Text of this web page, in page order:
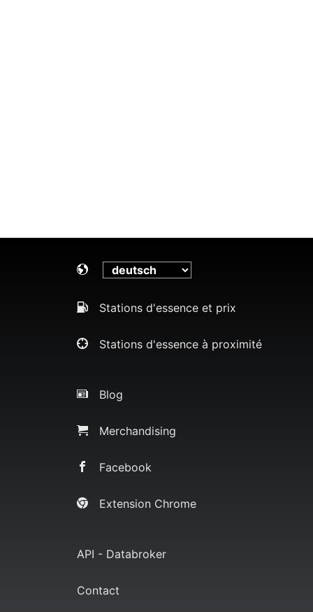
Stations d'essence et prix
Stations d'essence à proximité
Blog
Merchandising
Facebook
Extension Chrome
API - Databroker
Contact